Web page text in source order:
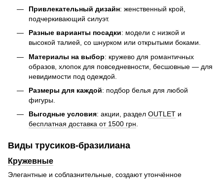
Привлекательный дизайн: женственный крой,
подчеркивающий силуэт.
Разные варианты посадки: модели с низкой и
высокой талией, со шнурком или открытыми боками.
Материалы на выбор: кружево для романтичных
образов, хлопок для повседневности, бесшовные — для
невидимости под одеждой.
Размеры для каждой: подбор белья для любой
фигуры.
Выгодные условия: акции, раздел OUTLET и
бесплатная доставка от 1500 грн.
Виды трусиков-бразилиана
Кружевные
Элегантные и соблазнительные, создают утончённое